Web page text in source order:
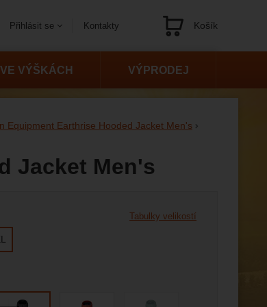
Equipment Earthrise Hooded Jacket Men's
Jacket Men's
Tabulky velikostí
VÝŠKÁCH VÝPRODEJ
Kontakty
Přihlásit se Košík